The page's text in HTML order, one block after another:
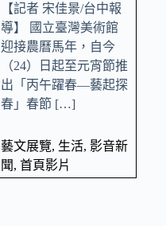
【記者 宋佳景/台中報
導】 國立臺灣美術館
迎接農曆馬年，自今
（24）日起至元宵節推
出「丙午躍春—藝起探
春」春節 […]
藝文展覽, 生活, 影音新
聞, 首頁影片